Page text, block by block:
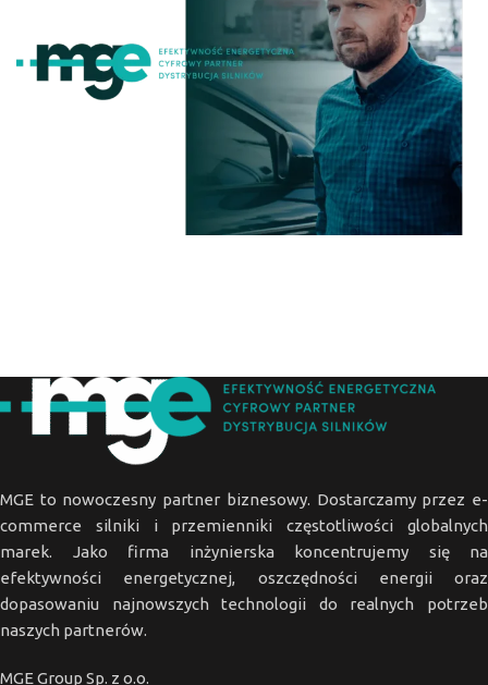
MGE to nowoczesny partner biznesowy. Dostarczamy przez e-
commerce silniki i przemienniki częstotliwości globalnych
marek. Jako firma inżynierska koncentrujemy się na
efektywności energetycznej, oszczędności energii oraz
dopasowaniu najnowszych technologii do realnych potrzeb
naszych partnerów.
MGE Group Sp. z o.o.